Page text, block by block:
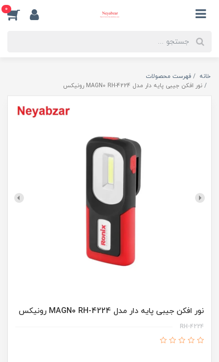
0
خانه
فهرست محصولات
نور افکن جیبی پایه دار مدل MAGN0 RH-4224 رونیکس
نور افکن جیبی پایه دار مدل MAGN0 RH-4224 رونیکس
RH-4224